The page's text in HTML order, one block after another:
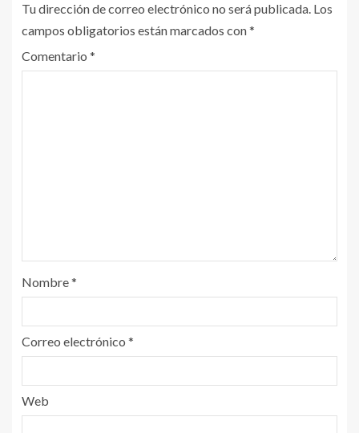
Tu dirección de correo electrónico no será publicada. Los
campos obligatorios están marcados con*
Comentario *
Nombre*
Correo electrónico *
Web